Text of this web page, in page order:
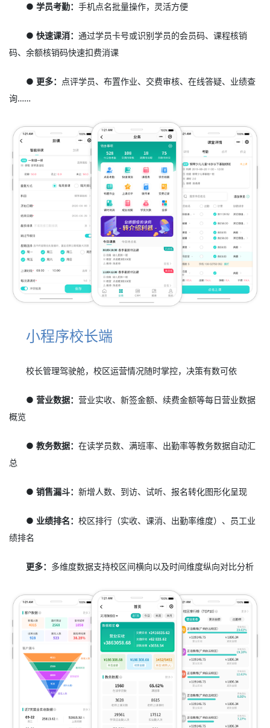
● 学员考勤：手机点名批量操作，灵活方便
● 快速课消：通过学员卡号或识别学员的会员码、课程核销
码、余额核销码快速扣费消课
● 更多： 点评学员、布置作业、交费审核、在线答疑、业绩查
询……
小程序校长端
校长管理驾驶舱，校区运营情况随时掌控，决策有数可依
● 营业数据：营业实收、新签金额、续费金额等每日营业数据
概览
● 教务数据：在读学员数、满班率、出勤率等教务数据自动汇
总
● 销售漏斗：新增人数、到访、试听、报名转化图形化呈现
● 业绩排名：校区排行（实收、课消、出勤率维度）、员工业
绩排名
更多： 多维度数据支持校区间横向以及时间维度纵向对比分析